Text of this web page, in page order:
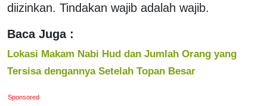
diizinkan. Tindakan wajib adalah wajib.
Baca Juga :
Lokasi Makam Nabi Hud dan Jumlah Orang yang
Tersisa dengannya Setelah Topan Besar
Sponsored